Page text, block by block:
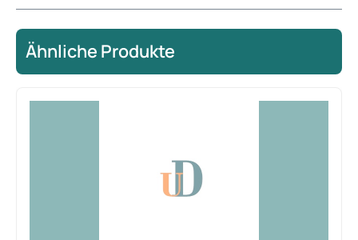
Ähnliche Produkte